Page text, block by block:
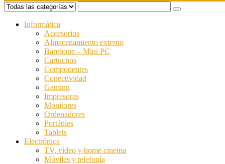
Informática
Accesorios
Almacenamiento externo
Barebone – Mini PC
Cartuchos
Componentes
Conectividad
Gaming
Impresoras
Monitores
Ordenadores
Portátiles
Tablets
Electrónica
TV, vídeo y home cinema
Móviles y telefonía